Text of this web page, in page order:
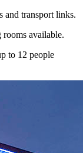
and transport links.
available.
to 12 people